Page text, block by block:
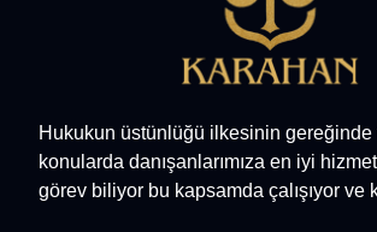
Hukukun üstünlüğü ilkesinin gereğinde
konularda danışanlarımıza en iyi
görev biliyor bu kapsamda çalışıyor ve